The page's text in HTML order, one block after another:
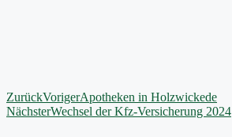
ZurückVorigerApotheken in Holzwickede
NächsterWechsel der Kfz-Versicherung 2024